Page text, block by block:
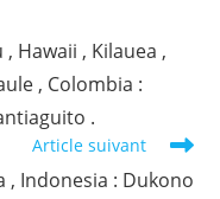
Hawaii , Kilauea ,
, Colombia :
.
Article suivant
, Indonesia : Dukono